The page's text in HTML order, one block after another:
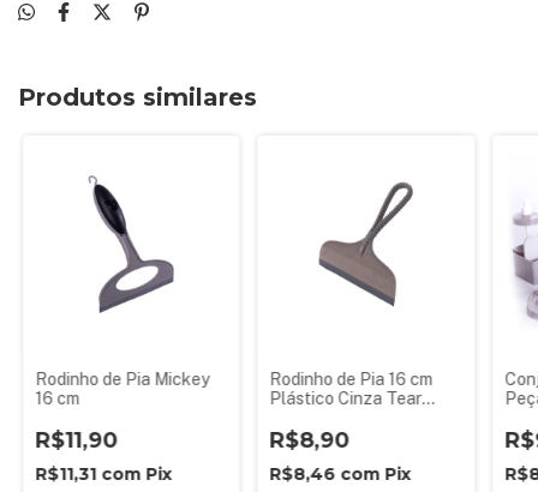
Produtos similares
Rodinho de Pia Mickey
16 cm
R$11,90
R$11,31 com Pix
Rodinho de Pia 16 cm
Plástico Cinza Tear
R$8,90
R$8,46 com Pix